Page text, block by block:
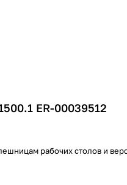
ER-00039512
рабочих столов и